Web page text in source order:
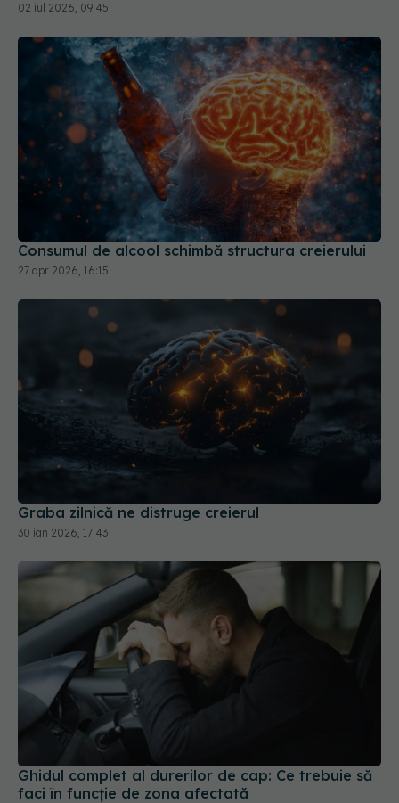
02 iul 2026, 09:45
Consumul de alcool schimbă structura creierului
27 apr 2026, 16:15
Graba zilnică ne distruge creierul
30 ian 2026, 17:43
Ghidul complet al durerilor de cap: Ce trebuie să
faci în funcție de zona afectată